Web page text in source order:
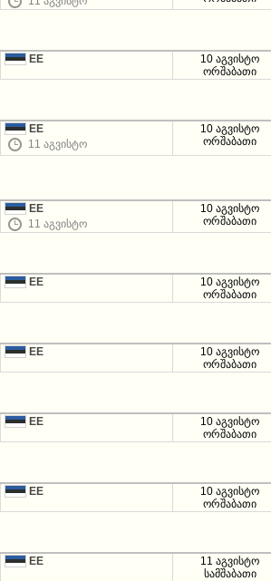
EE
10 აგვისტო
ორშაბათი
EE
11 აგვისტო
10 აგვისტო
ორშაბათი
EE
11 აგვისტო
10 აგვისტო
ორშაბათი
EE
10 აგვისტო
ორშაბათი
EE
10 აგვისტო
ორშაბათი
EE
10 აგვისტო
ორშაბათი
EE
10 აგვისტო
ორშაბათი
EE
11 აგვისტო
სამშაბათი